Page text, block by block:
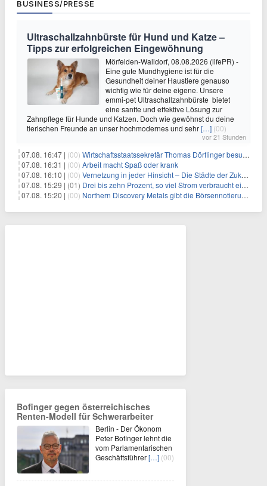
BUSINESS/PRESSE
Ultraschallzahnbürste für Hund und Katze –
Tipps zur erfolgreichen Eingewöhnung
Mörfelden-Walldorf, 08.08.2026 (lifePR) -
Eine gute Mundhygiene ist für die
Gesundheit deiner Haustiere genauso
wichtig wie für deine eigene. Unsere
emmi-pet Ultraschallzahnbürste bietet
eine sanfte und effektive Lösung zur
Zahnpflege für Hunde und Katzen. Doch wie gewöhnst du deine
tierischen Freunde an unser hochmodernes und sehr[…] (00)
vor 21 Stunden
07.08. 16:47 | (00) Wirtschaftsstaatssekretär Thomas Dörflinger besucht Handwerksbetrieb im Kammerbezirk Freiburg
07.08. 16:31 | (00) Arbeit macht Spaß oder krank
07.08. 16:10 | (00) Vernetzung in jeder Hinsicht – Die Städte der Zukunft sind grün-blau
07.08. 15:29 | (01) Drei bis zehn Prozent, so viel Strom verbraucht ein Aufzug im Gebäude
07.08. 15:20 | (00) Northern Discovery Metals gibt die Börsennotierung an der Frankfurter Wertpapierbörse bekannt
Bofinger gegen österreichisches
Renten-Modell für Schwerarbeiter
Berlin - Der Ökonom
Peter Bofinger lehnt die
vom Parlamentarischen
Geschäftsführer[…] (00)